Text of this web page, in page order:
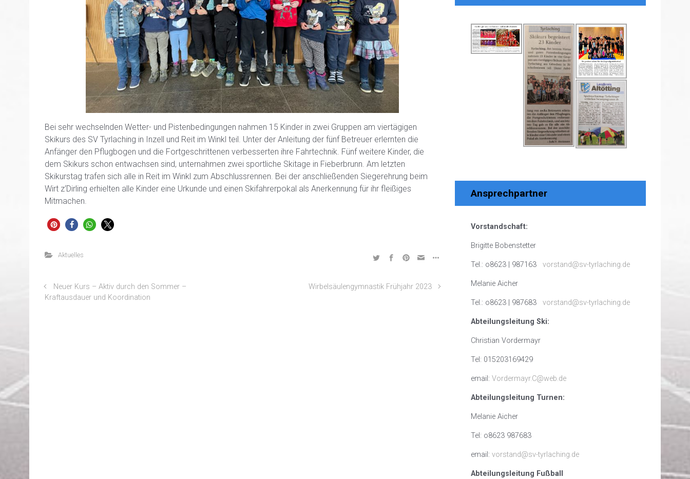
Bei sehr wechselnden Wetter- und Pistenbedingungen nahmen 15 Kinder in zwei Gruppen am viertägigen
Skikurs des SV Tyrlaching in Inzell und Reit im Winkl teil. Unter der Anleitung der fünf Betreuer erlernten die
Anfänger den Pflugbogen und die Fortgeschrittenen verbesserten ihre Fahrtechnik. Fünf weitere Kinder, die
dem Skikurs schon entwachsen sind, unternahmen zwei sportliche Skitage in Fieberbrunn. Am letzten
Skikurstag trafen sich alle in Reit im Winkl zum Abschlussrennen. Bei der anschließenden Siegerehrung beim
Wirt z‘Dirling erhielten alle Kinder eine Urkunde und einen Skifahrerpokal als Anerkennung für ihr fleißiges
Mitmachen.
Aktuelles
Neuer Kurs – Aktiv durch den Sommer –
Kraftausdauer und Koordination
Wirbelsäulengymnastik Frühjahr 2023
Ansprechpartner
Vorstandschaft:
Brigitte Bobenstetter
Tel.: o8623 | 987163 vorstand@sv-tyrlaching.de
Melanie Aicher
Tel.: o8623 | 987683 vorstand@sv-tyrlaching.de
Abteilungsleitung Ski:
Christian Vordermayr
Tel: 015203169429
email: Vordermayr.C@web.de
Abteilungsleitung Turnen:
Melanie Aicher
Tel: o8623 987683
email: vorstand@sv-tyrlaching.de
Abteilungsleitung Fußball